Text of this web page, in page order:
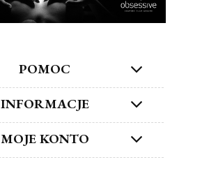
POMOC
INFORMACJE
MOJE KONTO